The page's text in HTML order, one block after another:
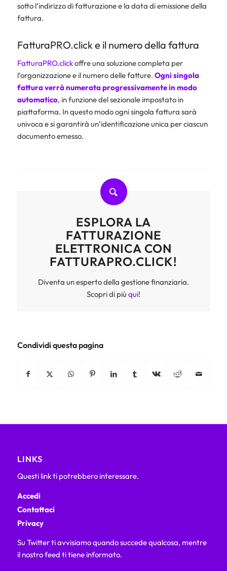
sotto l’indirizzo di fatturazione e la data di emissione della
fattura.
FatturaPRO.click e il numero della fattura
FatturaPRO.clickoffre una soluzione completa per
l’organizzazione e il numero delle fatture. Ogni singola
fattura verrà numerata progressivamente in modo
automatico, in funzione del sezionale impostato in
piattaforma. In questo modo ogni singola fattura sarà
univoca e si garantirà un’identificazione unica per ciascun
documento emesso.
ESPLORA LA
FATTURAZIONE
ELETTRONICA CON
FATTURAPRO.CLICK!
Diventa un esperto della gestione finanziaria.
Scopri di più qui!
Condividi questa pagina
LINKS
Questi link ti potrebbero interessare.
Accedi
Contattaci
Privacy
Su Twitter ti avvisiamo quando succede qualcosa, mentre
il nostro feed ti tiene informato.